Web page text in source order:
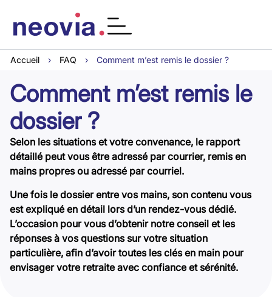
Accueil › FAQ › Comment m’est remis le dossier ?
Comment m’est remis le
dossier ?
Selon les situations et votre convenance, le rapport
détaillé peut vous être adressé par courrier, remis en
mains propres ou adressé par courriel.
Une fois le dossier entre vos mains, son contenu vous
est expliqué en détail lors d’un rendez-vous dédié.
L’occasion pour vous d’obtenir notre conseil et les
réponses à vos questions sur votre situation
particulière, afin d’avoir toutes les clés en main pour
envisager votre retraite avec confiance et sérénité.